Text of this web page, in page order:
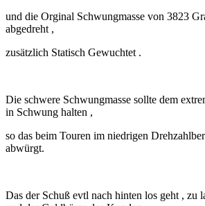
und die Orginal Schwungmasse von 3823
abgedreht ,
zusätzlich Statisch Gewuchtet .
Die schwere Schwungmasse sollte dem
in Schwung halten ,
so das beim Touren im niedrigen
abwürgt.
Das der Schuß evtl nach hinten los geht , zu